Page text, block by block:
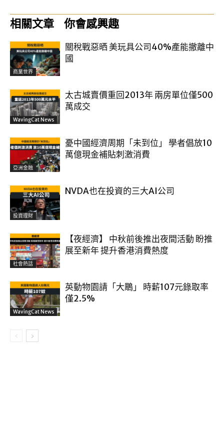
相關文章 你會感興趣
商業世界
關稅戰惡晒 美玩具公司40%產能撤離中
國
WavingCat News
太古城賣價重回2013年 兩房單位僅500
萬成交
亞洲金融
憂中國經濟周期「未到位」 學者倡放10
萬億現金補貼刺激消費
投資理財
NVDA也在投資的三大AI公司
社會熱話
【夜經濟】 中秋前後推出夜間活動 盼推
展至新年 提升香港消費熱度
WavingCat News
英動物園請「大鵰」 時薪107元錄取率
僅2.5%